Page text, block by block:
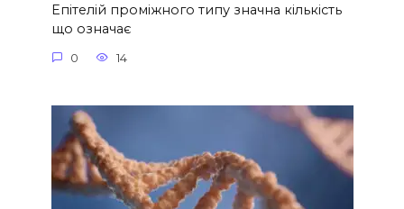
Епітелій проміжного типу значна кількість
що означає
0 14